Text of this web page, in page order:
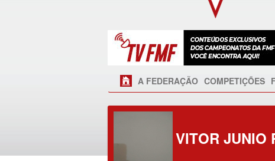
A FEDERAÇÃO COMPETIÇÕES
VITOR JUNIO